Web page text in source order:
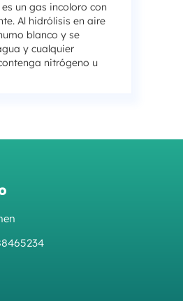
es un gas incoloro con
Al hidrólisis en aire
blanco y se
y cualquier
nitrógeno u